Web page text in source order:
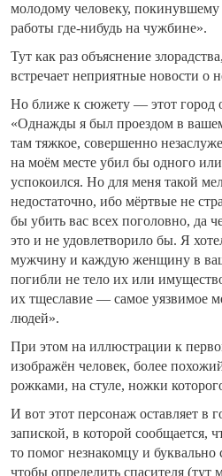
молодому человеку,
работы где-нибудь на чужбине».
Тут как раз объяснение
встречает неприятные новости о
Но ближе к сюжету — этот город
«Однажды я был проездом в
там тяжкое, совершенно
на моём месте убил бы одного
успокоился. Но для меня такой
недостаточно, ибо мёртвые не
бы убить вас всех поголовно, да
это и не удовлетворило бы. Я
мужчину и каждую женщину в
погибли не тело их или
их тщеславие — самое уязвимое
людей».
При этом на иллюстрации к
изображён человек, более
рожками, на стуле, ножки
И вот этот персонаж оставляет в
запиской, в которой сообщается,
то помог незнакомцу и буквально
чтобы определить спасителя